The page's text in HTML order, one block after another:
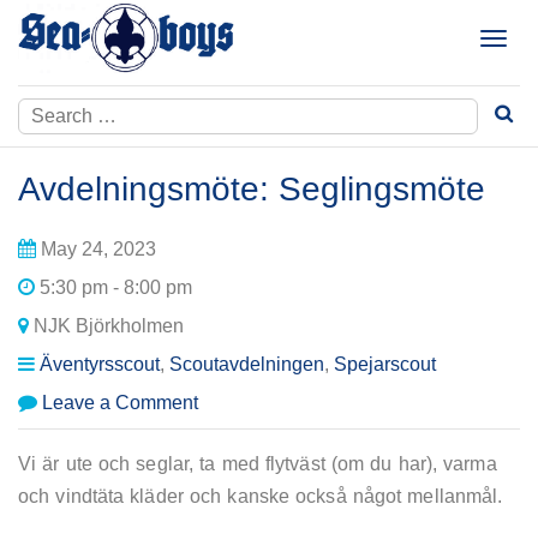
Skip
T
g
l
Search
for:
Avdelningsmöte: Seglingsmöte
May 24, 2023
5:30 pm - 8:00 pm
NJK Björkholmen
Äventyrsscout, Scoutavdelningen, Spejarscout
Leave a Commenton
Avdelningsmöte:
Seglingsmöte
Vi är ute och seglar, ta med flytväst (om du har), varma
och vindtäta kläder och kanske också något mellanmål.